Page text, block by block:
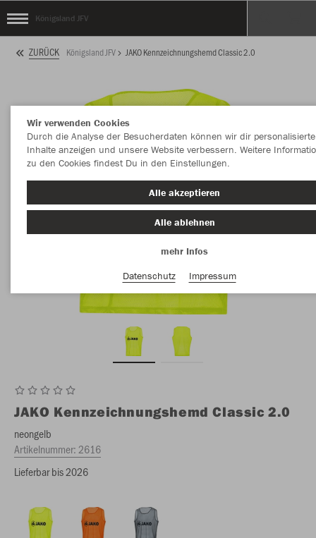
Königsland JFV
ZURÜCK Königsland JFV JAKO Kennzeichnungshemd Classic 2.0
JAKO Kennzeichnungshemd Classic 2.0
neongelb
Artikelnummer: 2616
Lieferbar bis 2026
Wir verwenden Cookies
Durch die Analyse der Besucherdaten können wir dir personalisierte
Inhalte anzeigen und unsere Website verbessern. Weitere
zu den Cookies findest Du in den Einstellungen.
Alle akzeptieren
Alle ablehnen
mehr Infos
Datenschutz
Impressum